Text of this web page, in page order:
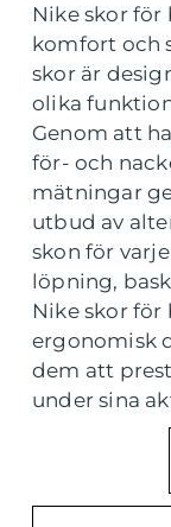
Nike skor
komfort och
skor är
olika
Genom att
för- och
mätningar
utbud av
skon för
löpning,
Nike skor
ergonomisk
dem att
under sina